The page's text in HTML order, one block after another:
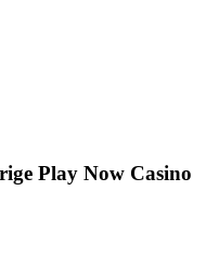
Play Now Casino